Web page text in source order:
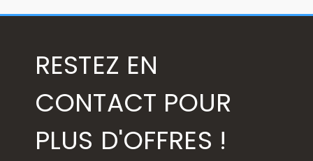
RESTEZ EN
CONTACT POUR
PLUS D'OFFRES !